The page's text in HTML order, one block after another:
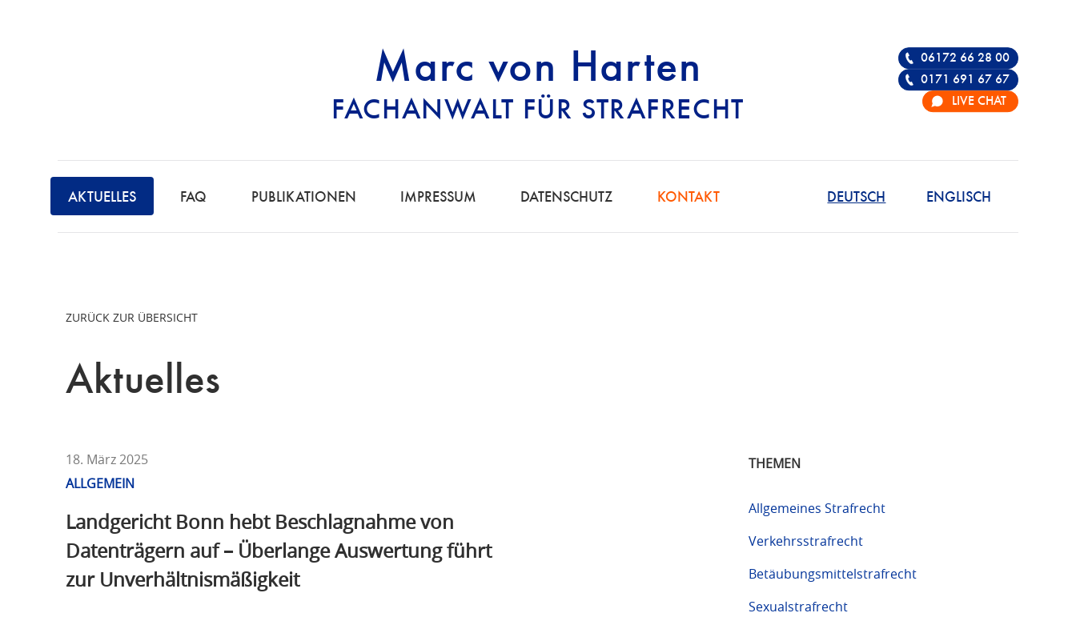
Marc von Harten
FACHANWALT FÜR STRAFRECHT
STRAFRECHT | RECHTSANWALT FÜR DIE
F
C
H
Ü
AKTUELLES FAQ PUBLIKATIONEN IMPRESSUM DATENSCHUTZ KONTAKT ENGLISCH
DEUTSCH
06172 66 28 00
0171 691 67 67
LIVE CHAT
ZURÜCK ZUR ÜBERSICHT
Aktuelles
18. März 2025
ALLGEMEIN
Landgericht Bonn hebt Beschlagnahme von
Datenträgern auf – Überlange Auswertung führt
zur Unverhältnismäßigkeit
THEMEN
Allgemeines Strafrecht
Verkehrsstrafrecht
Betäubungsmittelstrafrecht
Sexualstrafrecht